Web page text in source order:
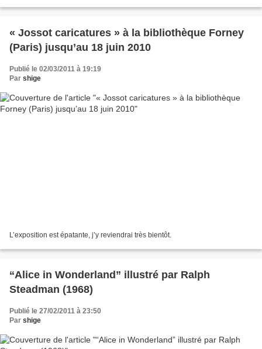
« Jossot caricatures » à la bibliothèque Forney
(Paris) jusqu’au 18 juin 2010
Publié le 02/03/2011 à 19:19
Par shige
L’exposition est épatante, j’y reviendrai très bientôt.
“Alice in Wonderland” illustré par Ralph
Steadman (1968)
Publié le 27/02/2011 à 23:50
Par shige